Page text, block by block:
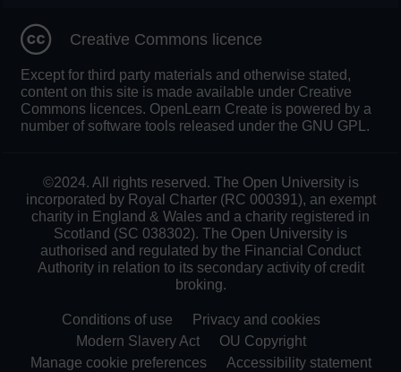
Creative Commons licence
Except for third party materials and otherwise stated,
content on this site is made available under Creative
Commons licences. OpenLearn Create is powered by a
number of software tools released under the GNU GPL.
©2024. All rights reserved. The Open University is
incorporated by Royal Charter (RC 000391), an exempt
charity in England & Wales and a charity registered in
Scotland (SC 038302). The Open University is
authorised and regulated by the Financial Conduct
Authority in relation to its secondary activity of credit
broking.
Conditions of use
Privacy and cookies
Modern Slavery Act
OU Copyright
Manage cookie preferences
Accessibility statement